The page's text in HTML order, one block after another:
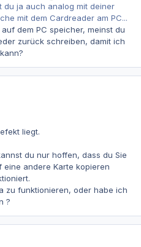
du ja auch analog mit deiner
mit dem Cardreader am PC...
dem PC speicher, meinst du
zurück schreiben, damit ich
liegt.
du nur hoffen, dass du Sie
eine andere Karte kopieren
zu funktionieren, oder habe ich
?